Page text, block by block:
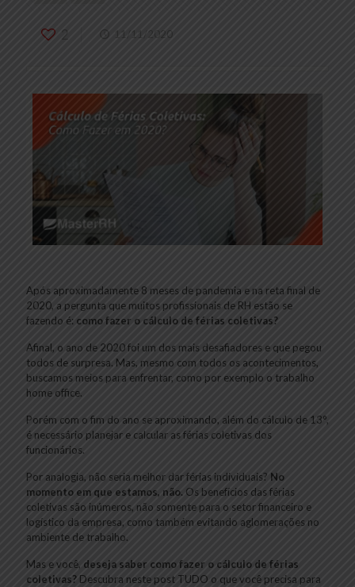
2 11/11/2020
Após aproximadamente 8 meses de pandemia e na reta final de
2020, a pergunta que muitos profissionais de RH estão se
fazendo é: como fazer o cálculo de férias coletivas?
Afinal, o ano de 2020 foi um dos mais desafiadores e que pegou
todos de surpresa. Mas, mesmo com todos os acontecimentos,
buscamos meios para enfrentar, como por exemplo o trabalho
home office.
Porém com o fim do ano se aproximando, além do cálculo de 13°,
é necessário planejar e calcular as férias coletivas dos
funcionários.
Por analogia, não seria melhor dar férias individuais? No
momento em que estamos, não. Os benefícios das férias
coletivas são inúmeros, não somente para o setor financeiro e
logístico da empresa, como também evitando aglomerações no
ambiente de trabalho.
Mas e você, deseja saber como fazer o cálculo de férias
coletivas? Descubra neste post TUDO o que você precisa para